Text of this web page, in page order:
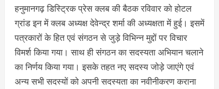
हनुमानगढ़ डिस्ट्रिक प्रेस क्लब की बैठक रविवार को होटल
ग्रांड इन में क्लब अध्यक्ष देवेन्द्र शर्मा की अध्यक्षता में हुई। इसमें
पत्रकारों के हित एवं संगठन से जुड़े विभिन्न मुद्दों पर विचार
विमर्श किया गया। साथ ही संगठन का सदस्यता अभियान चलाने
का निर्णय किया गया। इसके तहत नए सदस्य जोड़े जाएंगे एवं
अन्य सभी सदस्यों को अपनी सदस्यता का नवीनीकरण कराना